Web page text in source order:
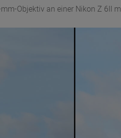
Objektiv an einer Nikon Z